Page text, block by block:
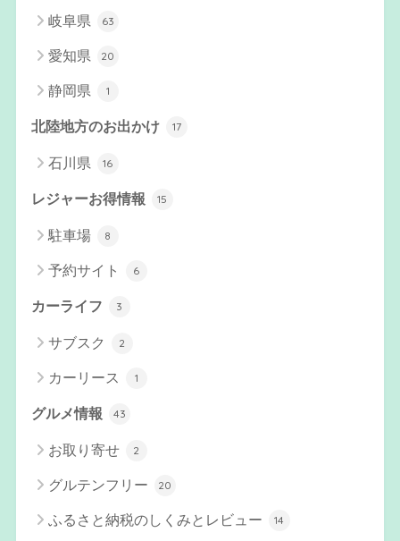
岐阜県 63
愛知県 20
静岡県 1
北陸地方のお出かけ 17
石川県 16
レジャーお得情報 15
駐車場 8
予約サイト 6
カーライフ 3
サブスク 2
カーリース 1
グルメ情報 43
お取り寄せ 2
グルテンフリー 20
ふるさと納税のしくみとレビュー 14